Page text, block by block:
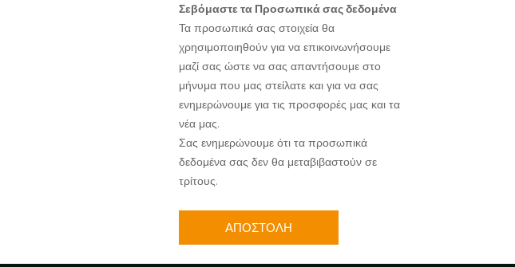
Σεβόμαστε τα Προσωπικά σας δεδομένα
Τα προσωπικά σας στοιχεία θα
χρησιμοποιηθούν για να επικοινωνήσουμε
μαζί σας ώστε να σας απαντήσουμε στο
μήνυμα που μας στείλατε και για να σας
ενημερώνουμε για τις προσφορές μας και τα
νέα μας.
Σας ενημερώνουμε ότι τα προσωπικά
δεδομένα σας δεν θα μεταβιβαστούν σε
τρίτους.